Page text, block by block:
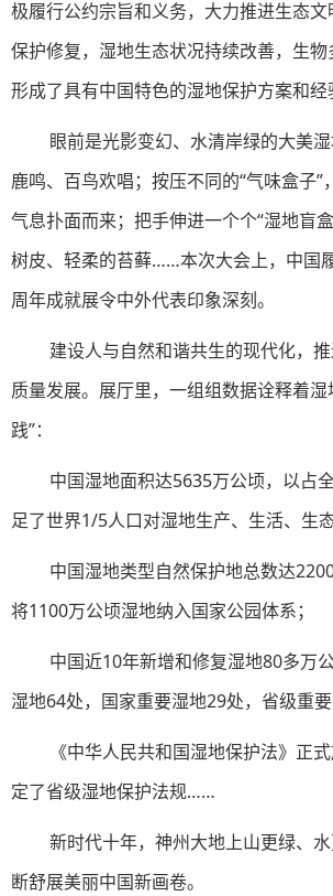
极履行公约宗旨和义务，大力推进生态
保护修复，湿地生态状况持续改善，生物
形成了具有中国特色的湿地保护方案和经
眼前是光影变幻、水清岸绿的大美
鹿鸣、百鸟欢唱；按压不同的“气味盒子”
气息扑面而来；把手伸进一个个“湿地盲
树皮、轻柔的苔藓……本次大会上，中国
周年成就展令中外代表印象深刻。
建设人与自然和谐共生的现代化，
质量发展。展厅里，一组组数据诠释着湿
践”：
中国湿地面积达5635万公顷，以占
足了世界1/5人口对湿地生产、生活、生
中国湿地类型自然保护地总数达
将1100万公顷湿地纳入国家公园体系；
中国近10年新增和修复湿地80多万
湿地64处，国家重要湿地29处，省级重要
《中华人民共和国湿地保护法》正
定了省级湿地保护法规……
新时代十年，神州大地上山更绿、
断舒展美丽中国新画卷。